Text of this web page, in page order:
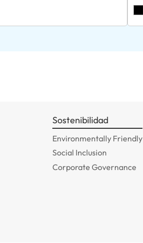
Sostenibilidad
Environmentally Friendly
Social Inclusion
Corporate Governance